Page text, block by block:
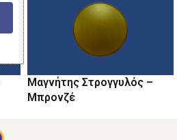
Μαγνήτης Στρογγυλός –
Μπρονζέ